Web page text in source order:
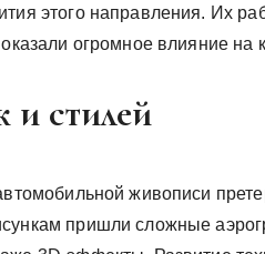
этого направления. Их
огромное влияние на
и стилей
живописи
пришли сложные